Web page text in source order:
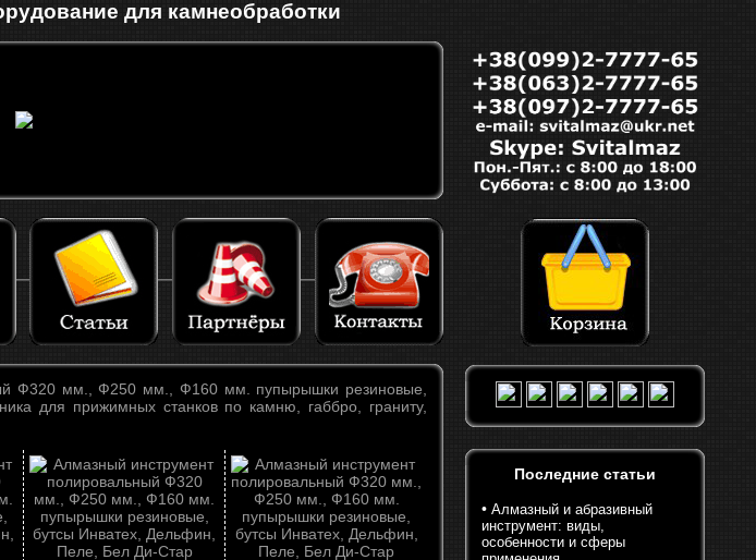
для камнеобработки
Ф320 мм., Ф250 мм., Ф160 мм. пупырышки резиновые,
для прижимных станков по камню, габбро, граниту,
Последние статьи
• Алмазный и абразивный
инструмент: виды,
особенности и сферы